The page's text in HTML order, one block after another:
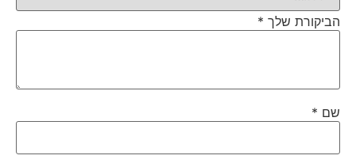
הביקורת שלך *
שם *